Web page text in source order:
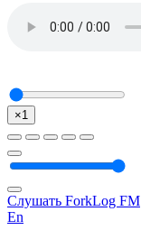
×1
Слушать ForkLog FM
En